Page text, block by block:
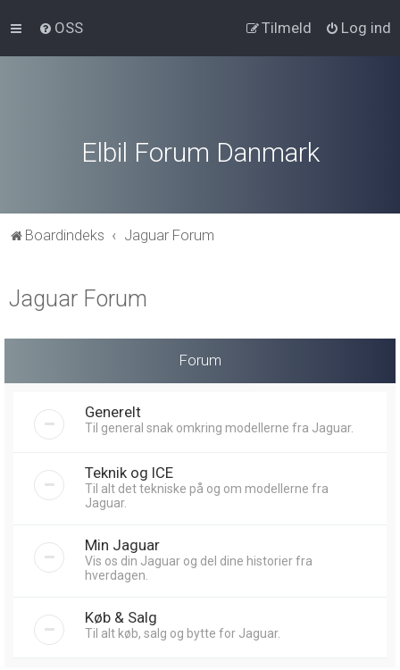
OSS Log ind
Tilmeld
Elbil Forum Danmark
Boardindeks Jaguar Forum
Jaguar Forum
Forum
Generelt
Til general snak omkring modellerne fra Jaguar.
Teknik og ICE
Til alt det tekniske på og om modellerne fra
Jaguar.
Min Jaguar
Vis os din Jaguar og del dine historier fra
hverdagen.
Køb & Salg
Til alt køb, salg og bytte for Jaguar.